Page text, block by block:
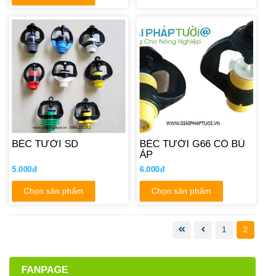
BÉC TƯỚI SD
5.000đ
Chọn sản phẩm
BÉC TƯỚI G66 CÓ BÙ
ÁP
6.000đ
Chọn sản phẩm
1 2
FANPAGE